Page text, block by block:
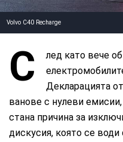
Volvo C40 Recharge
С
лед като вече
Декларацията
ванове с нулеви
стана причина за
дискусия, която се